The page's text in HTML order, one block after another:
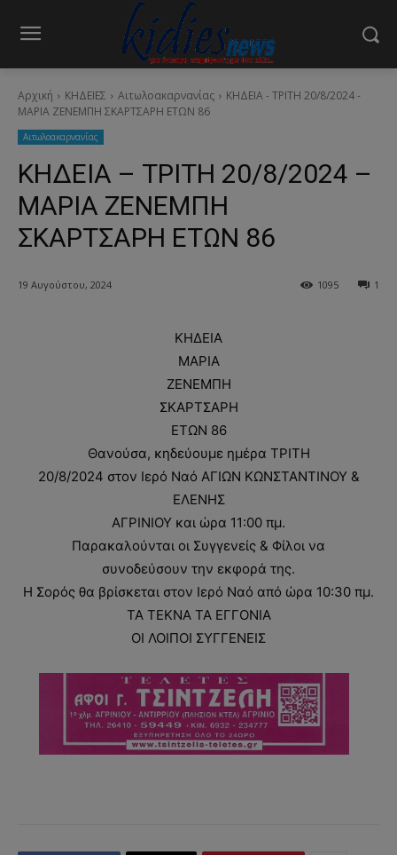
Αρχική ΚΗΔΕΙΕΣ Aιτωλοακαρνανίας
ΚΗΔΕΙΑ - ΤΡΙΤΗ 20/8/2024 -
ΜΑΡΙΑ ΖΕΝΕΜΠΗ ΣΚΑΡΤΣΑΡΗ ΕΤΩΝ 86
Aιτωλοακαρνανίας
ΚΗΔΕΙΑ – ΤΡΙΤΗ 20/8/2024 –
ΜΑΡΙΑ ΖΕΝΕΜΠΗ
ΣΚΑΡΤΣΑΡΗ ΕΤΩΝ 86
19 Αυγούστου, 2024 1
1095
ΚΗΔΕΙΑ
ΜΑΡΙΑ
ΖΕΝΕΜΠΗ
ΣΚΑΡΤΣΑΡΗ
ΕΤΩΝ 86
Θανούσα, κηδεύουμε ημέρα ΤΡΙΤΗ
20/8/2024 στον Ιερό Ναό ΑΓΙΩΝ ΚΩΝΣΤΑΝΤΙΝΟΥ &
ΕΛΕΝΗΣ
ΑΓΡΙΝΙΟΥ και ώρα 11:00 πμ.
Παρακαλούνται οι Συγγενείς & Φίλοι να
συνοδεύσουν την εκφορά της.
Η Σορός θα βρίσκεται στον Ιερό Ναό από ώρα 10:30 πμ.
ΤΑ ΤΕΚΝΑ ΤΑ ΕΓΓΟΝΙΑ
ΟΙ ΛΟΙΠΟΙ ΣΥΓΓΕΝΕΙΣ